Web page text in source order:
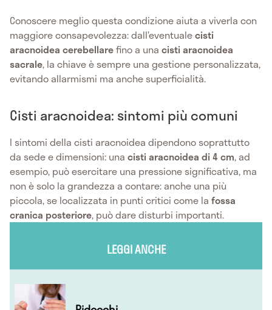
Conoscere meglio questa condizione aiuta a viverla con
maggiore consapevolezza: dall’eventualecisti
aracnoidea cerebellarefino a una cisti aracnoidea
sacrale, la chiave è sempre una gestione personalizzata,
evitando allarmismi ma anche superficialità.
Cisti aracnoidea: sintomi più comuni
I sintomi della cisti aracnoidea dipendono soprattutto
da sede e dimensioni: una cisti aracnoidea di 4 cm, ad
esempio, può esercitare una pressione significativa, ma
non è solo la grandezza a contare: anche una più
piccola, se localizzata in punti critici come la fossa
cranica posteriore, può dare disturbi importanti.
LEGGI ANCHE